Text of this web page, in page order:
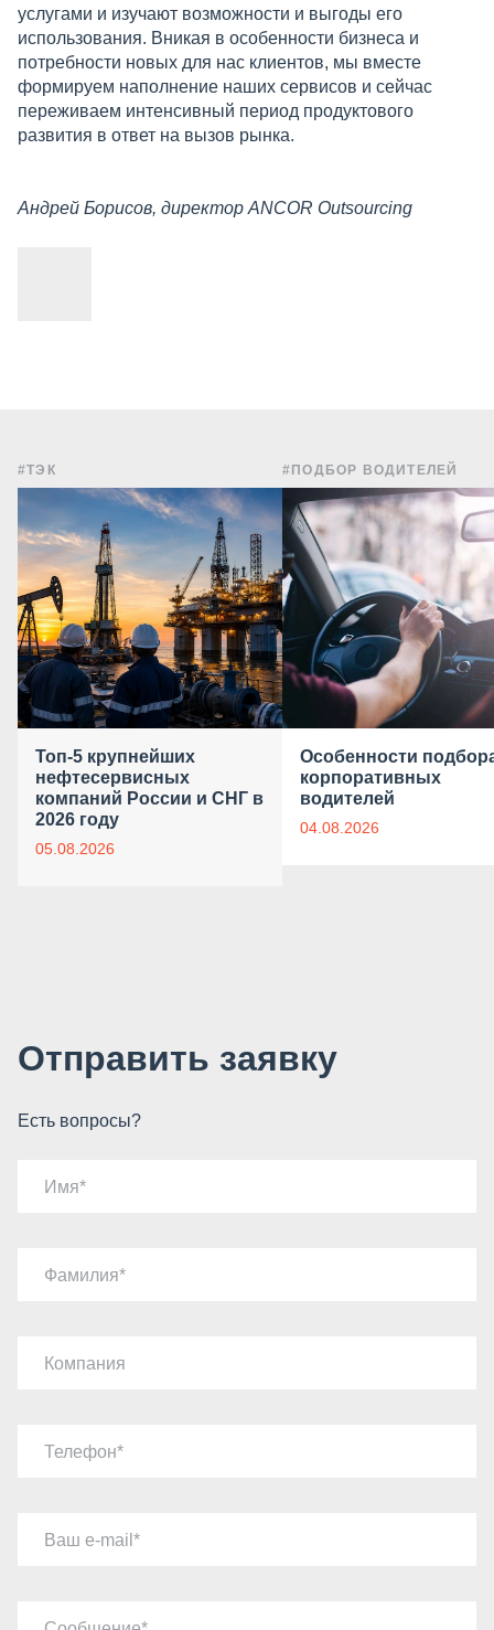
услугами и изучают возможности и выгоды его
использования. Вникая в особенности бизнеса и
потребности новых для нас клиентов, мы вместе
формируем наполнение наших сервисов и сейчас
переживаем интенсивный период продуктового
развития в ответ на вызов рынка.
Андрей Борисов, директор ANCOR Outsourcing
#ТЭК
Топ-5 крупнейших
нефтесервисных
компаний России и СНГ в
2026 году
05.08.2026
#ПОДБОР ВОДИТЕЛЕЙ
Особенности
корпоративных
водителей
04.08.2026
Отправить заявку
Есть вопросы?
Имя
Фамилия
Компания
Телефон
Ваш e-mail